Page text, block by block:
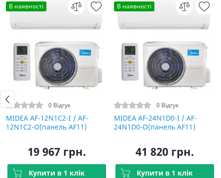
В наявності
0 Відгук
MIDEA AF-12N1C2-I / AF-
12N1C2-O(панель AF11)
19 967 грн.
Купити в 1 клік
В наявності
0 Відгук
MIDEA AF-24N1D0-I / AF-
24N1D0-O(панель AF11)
41 820 грн.
Купити в 1 клік